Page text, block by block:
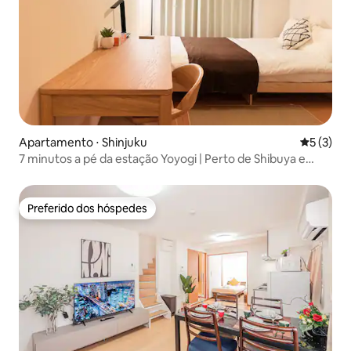
Apartamento ⋅ Shinjuku 5 de
5 (3)
7 minutos a pé da estação Yoyogi | Perto de Shibuya e
do Parque Yoyogi
Preferido dos hóspedes
Preferido dos hóspedes